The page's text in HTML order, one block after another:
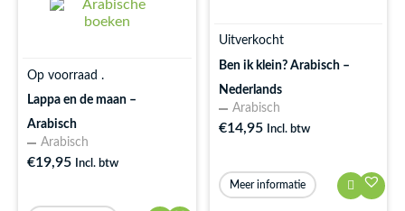
Op voorraad .
Lappa en de maan –
Arabisch
Arabisch
€19,95 Incl. btw
Uitverkocht
Ben ik klein? Arabisch –
Nederlands
Arabisch
€14,95 Incl. btw
Meer informatie